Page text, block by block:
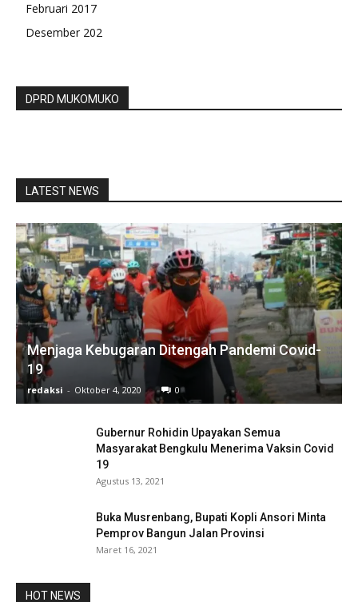
Februari 2017
Desember 202
DPRD MUKOMUKO
LATEST NEWS
Menjaga Kebugaran Ditengah Pandemi Covid-
19
redaksi - Oktober 4, 2020 0
Gubernur Rohidin Upayakan Semua
Masyarakat Bengkulu Menerima Vaksin Covid
19
Agustus 13, 2021
Buka Musrenbang, Bupati Kopli Ansori Minta
Pemprov Bangun Jalan Provinsi
Maret 16, 2021
HOT NEWS